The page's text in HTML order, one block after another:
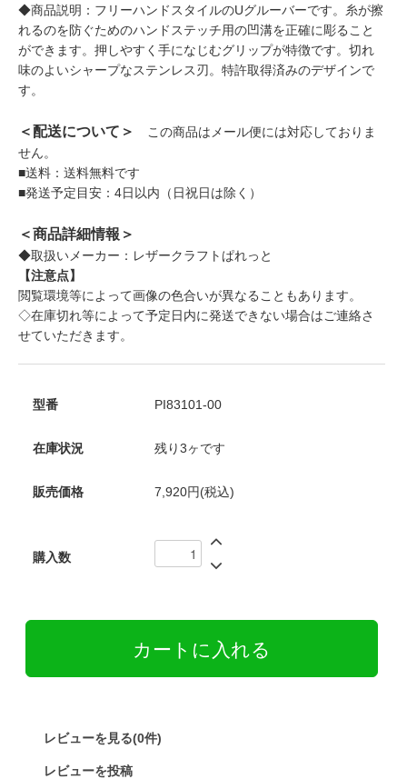
◆商品説明：フリーハンドスタイルのUグルーバーです。糸が擦
れるのを防ぐためのハンドステッチ用の凹溝を正確に彫ること
ができます。押しやすく手になじむグリップが特徴です。切れ
味のよいシャープなステンレス刃。特許取得済みのデザインで
す。
＜配送について＞
この商品はメール便には対応しておりま
せん。
■送料：送料無料です
■発送予定目安：4日以内（日祝日は除く）
＜商品詳細情報＞
◆取扱いメーカー：レザークラフトぱれっと
【注意点】
閲覧環境等によって画像の色合いが異なることもあります。
◇在庫切れ等によって予定日内に発送できない場合はご連絡さ
せていただきます。
型番 PI83101-00
在庫状況 残り3ヶです
販売価格 7,920円(税込)
購入数
レビューを見る(0件)
レビューを投稿